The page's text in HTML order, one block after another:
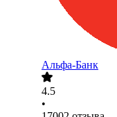
Альфа-Банк
4.5
•